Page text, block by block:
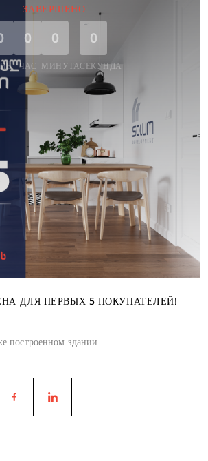
ЗАВЕРШЕНО
0
ЧАС
0
МИНУТА
0
СЕКУНДА
ДЛЯ ПЕРВЫХ 5 ПОКУПАТЕЛЕЙ!
построенном здании